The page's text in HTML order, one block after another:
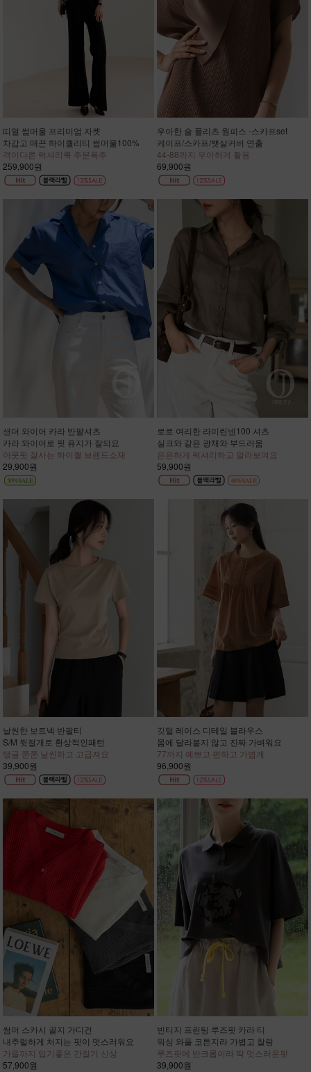
띠얼 썸머울 프리미엄 자켓
차갑고 매끈 하이퀄리티 썸머울100%
격이다른 럭셔리룩 주문폭주
259,900원
우아한 숄 플리츠 원피스 -스카프set
케이프/스카프/뱃살커버 연출
44-88까지 우아하게 활용
69,900원
샌더 와이어 카라 반팔셔츠
카라 와이어로 핏 유지가 잘되요
아웃핏 잘사는 하이퀄 브랜드소재
29,900원
로로 여리한 라미린넨100 셔츠
실크와 같은 광채와 부드러움
은은하게 럭셔리하고 말라보여요
59,900원
날씬한 보트넥 반팔티
S/M 뒷절개로 환상적인패턴
탱글 쫀쫀 날씬하고 고급져요
39,900원
깃털 레이스 디테일 블라우스
몸에 달라붙지 않고 진짜 가벼워요
77까지 예쁘고 편하고 가볍게
96,900원
썸머 스카시 골지 가디건
내추럴하게 처지는 핏이 멋스러워요
가을까지 입기좋은 간절기 신상
57,900원
빈티지 프린팅 루즈핏 카라 티
워싱 와플 코튼지라 가볍고 찰랑
루즈핏에 반크롭이라 딱 멋스러운핏
39,900원